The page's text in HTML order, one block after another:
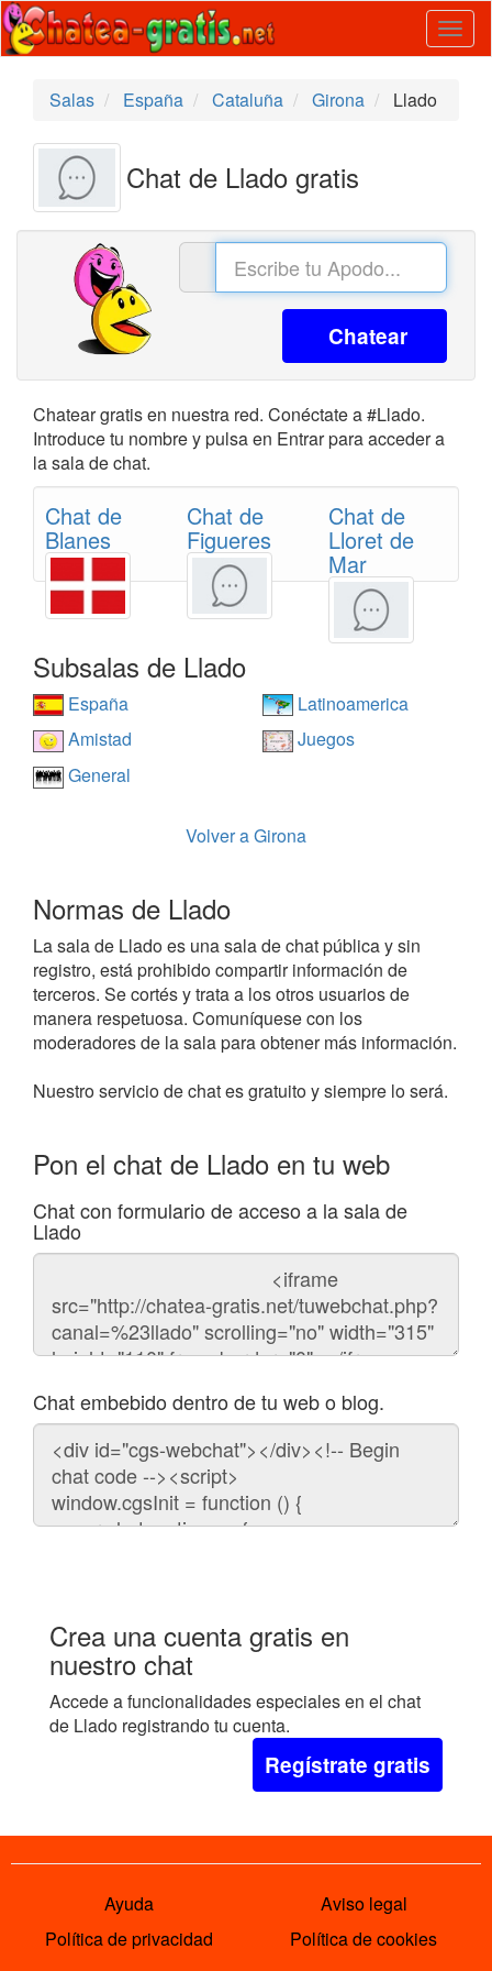
Salas
España Cataluña Girona Llado
Chat de Llado gratis
Chatear
Chatear gratis en nuestra red. Conéctate a #Llado.
Introduce tu nombre y pulsa en Entrar para acceder a
la sala de chat.
Chat de
Blanes
Chat de
Figueres
Chat de
Lloret de
Mar
Subsalas de Llado
España
Latinoamerica
Amistad
Juegos
General
Volver a Girona
Normas de Llado
La sala de Llado es una sala de chat pública y sin
registro, está prohibido compartir información de
terceros. Se cortés y trata a los otros usuarios de
manera respetuosa. Comuníquese con los
moderadores de la sala para obtener más información.
Nuestro servicio de chat es gratuito y siempre lo será.
Pon el chat de Llado en tu web
Chat con formulario de acceso a la sala de
Llado
Código
chat
Chat embebido dentro de tu web o blog.
Código
para
embeber
chat
Crea una cuenta gratis en
nuestro chat
Accede a funcionalidades especiales en el chat
de Llado registrando tu cuenta.
Regístrate gratis
Ayuda
Aviso legal
Política de privacidad
Política de cookies